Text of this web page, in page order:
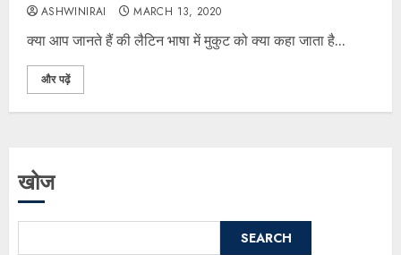
ASHWINIRAI MARCH 13, 2020
क्या आप जानते हैं की लैटिन भाषा में मुकुट को क्या कहा जाता है...
और पढ़ें
खोज
SEARCH